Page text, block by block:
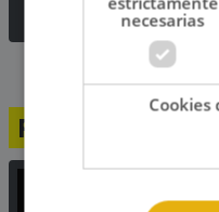
Programación
necesarias
Cookies